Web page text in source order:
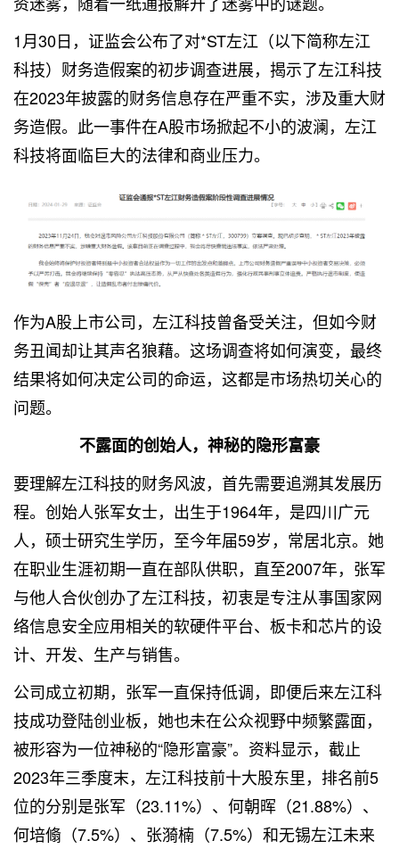
1月30日，证监会公布了对*ST左江（以下简称左江
科技）财务造假案的初步调查进展，揭示了左江科技
在2023年披露的财务信息存在严重不实，涉及重大财
务造假。此一事件在A股市场掀起不小的波澜，左江
科技将面临巨大的法律和商业压力。
作为A股上市公司，左江科技曾备受关注，但如今财
务丑闻却让其声名狼藉。这场调查将如何演变，最终
结果将如何决定公司的命运，这都是市场热切关心的
问题。
不露面的创始人，神秘的隐形富豪
要理解左江科技的财务风波，首先需要追溯其发展历
程。创始人张军女士，出生于1964年，是四川广元
人，硕士研究生学历，至今年届59岁，常居北京。她
在职业生涯初期一直在部队供职，直至2007年，张军
与他人合伙创办了左江科技，初衷是专注从事国家网
络信息安全应用相关的软硬件平台、板卡和芯片的设
计、开发、生产与销售。
公司成立初期，张军一直保持低调，即便后来左江科
技成功登陆创业板，她也未在公众视野中频繁露面，
被形容为一位神秘的“隐形富豪”。资料显示，截止
2023年三季度末，左江科技前十大股东里，排名前5
位的分别是张军（23.11%）、何朝晖（21.88%）、
何培翛（7.5%）、张漪楠（7.5%）和无锡左江未来